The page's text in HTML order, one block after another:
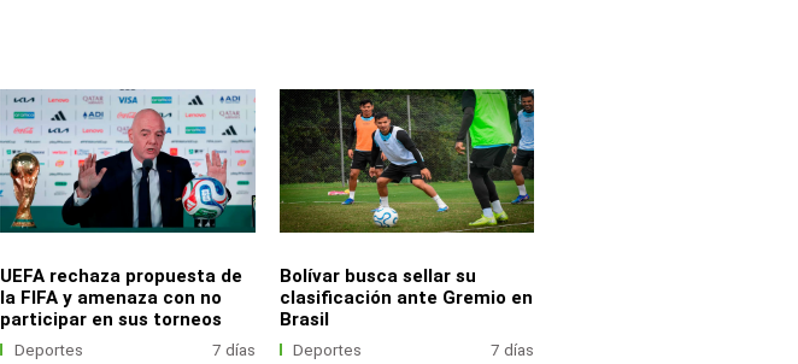
UEFA rechaza propuesta de
la FIFA y amenaza con no
participar en sus torneos
Deportes 7 días
Bolívar busca sellar su
clasificación ante Gremio en
Brasil
Deportes 7 días